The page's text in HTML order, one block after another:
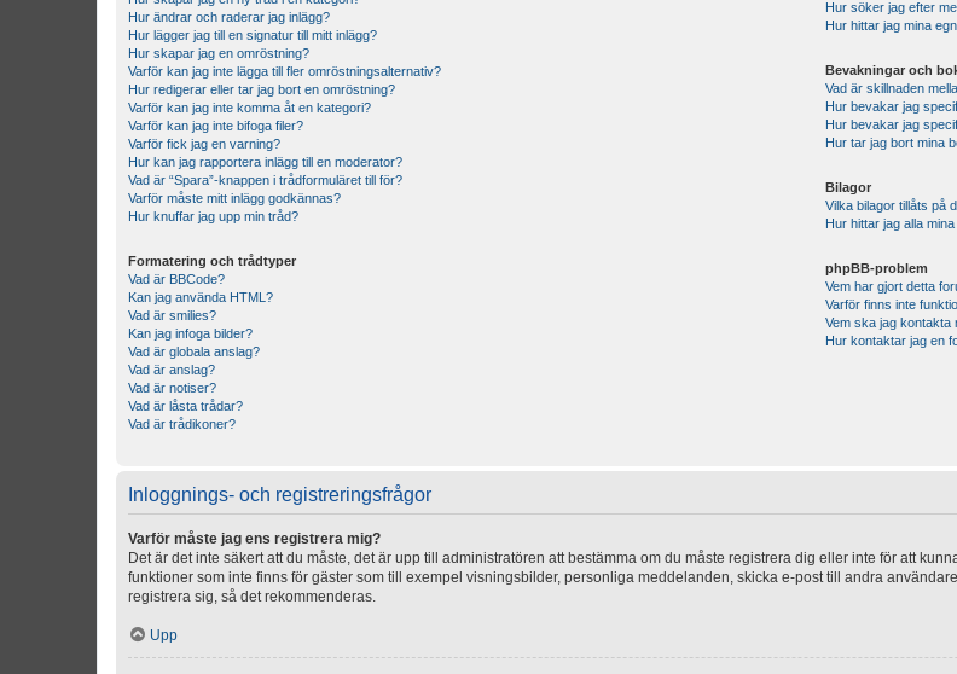
Hur ändrar och raderar jag inlägg?
Hur lägger jag till en signatur till mitt inlägg?
Hur skapar jag en omröstning?
Varför kan jag inte lägga till fler omröstningsalternativ?
Hur redigerar eller tar jag bort en omröstning?
Varför kan jag inte komma åt en kategori?
Varför kan jag inte bifoga filer?
Varför fick jag en varning?
Hur kan jag rapportera inlägg till en moderator?
Vad är “Spara”-knappen i trådformuläret till för?
Varför måste mitt inlägg godkännas?
Hur knuffar jag upp min tråd?
Formatering och trådtyper
Vad är BBCode?
Kan jag använda HTML?
Vad är smilies?
Kan jag infoga bilder?
Vad är globala anslag?
Vad är anslag?
Vad är notiser?
Vad är låsta trådar?
Vad är trådikoner?
Hur söker jag efter
Hur hittar jag mina
Bevakningar och
Vad är skillnaden
Hur bevakar jag
Hur bevakar jag
Hur tar jag bort mina
Bilagor
Vilka bilagor tillåts på
Hur hittar jag alla
phpBB-problem
Vem har gjort detta
Varför finns inte
Vem ska jag kontakta
Hur kontaktar jag en
Inloggnings- och registreringsfrågor
Varför måste jag ens registrera mig?
Det är det inte säkert att du måste, det är upp till administratören att bestämma om du måste registrera dig eller inte för att
funktioner som inte finns för gäster som till exempel visningsbilder, personliga meddelanden, skicka e-post till andra
registrera sig, så det rekommenderas.
Upp